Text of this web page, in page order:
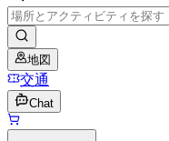
地図
交通
Chat